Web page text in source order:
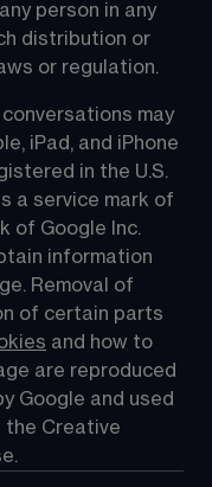
person in any
distribution or
or regulation.
may
iPad, and iPhone
in the U.S.
a service mark of
of Google Inc.
information
Removal of
of certain parts
and how to
are reproduced
Google and used
the Creative